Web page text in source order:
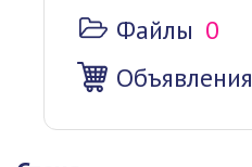
Файлы 0
Объявления